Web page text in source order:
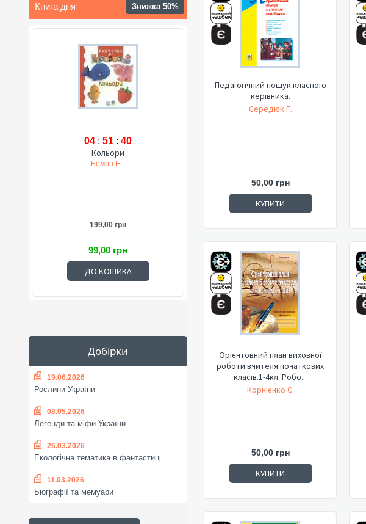
Книга дня Знижка 50%
04 : 51 : 39
Кольори
Бомон Е. .
199,00 грн
99,00 грн
ДО КОШИКА
Добірки
19.06.2026
Рослини України
08.05.2026
Легенди та міфи України
26.03.2026
Екологічна тематика в фантастиці
11.03.2026
Біографії та мемуари
Педагогічний пошук класного
керівника.
Середюк Г.
50,00 грн
КУПИТИ
Орієнтовний план виховної
роботи вчителя початкових
класів.1-4кл. Робо...
Корнієнко С.
50,00 грн
КУПИТИ